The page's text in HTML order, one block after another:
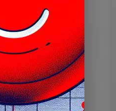
DMT du 28 05 2024
DMT du 14 05 2024
DMT du 30 04 2024